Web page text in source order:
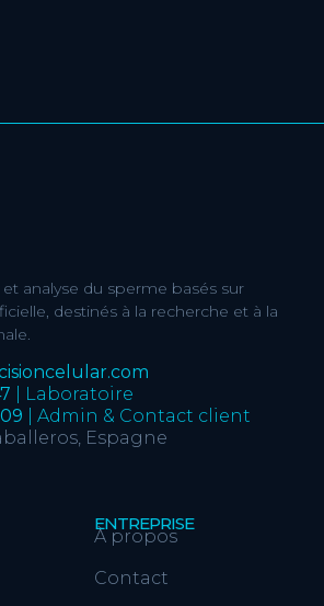
et analyse du sperme basés sur
destinés à la recherche et à la
| Laboratoire
| Admin & Contact client
Espagne
ENTREPRISE
À propos
Contact